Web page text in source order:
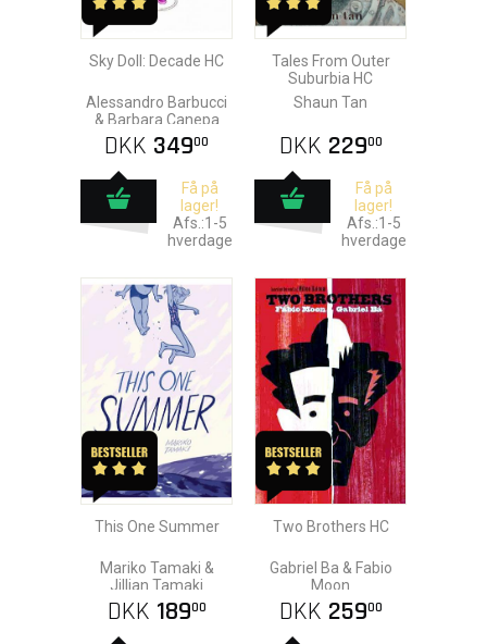
Sky Doll: Decade HC
Alessandro Barbucci
& Barbara Canepa
DKK 34900
Få på
lager!
Afs.:1-5
hverdage
Tales From Outer
Suburbia HC
Shaun Tan
DKK 22900
Få på
lager!
Afs.:1-5
hverdage
This One Summer
Mariko Tamaki &
Jillian Tamaki
DKK 18900
Two Brothers HC
Gabriel Ba & Fabio
Moon
DKK 25900